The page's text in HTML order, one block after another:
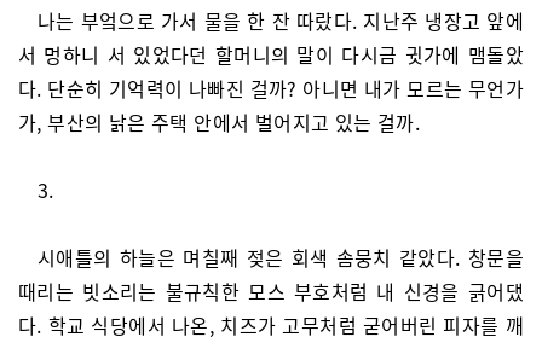
나는 부엌으로 가서 물을 한 잔 따랐다. 지난주 냉장고 앞에
서 멍하니 서 있었다던 할머니의 말이 다시금 귓가에 맴돌았
다. 단순히 기억력이 나빠진 걸까? 아니면 내가 모르는 무언가
가, 부산의 낡은 주택 안에서 벌어지고 있는 걸까.
3.
시애틀의 하늘은 며칠째 젖은 회색 솜뭉치 같았다. 창문을
때리는 빗소리는 불규칙한 모스 부호처럼 내 신경을 긁어댔
다. 학교 식당에서 나온, 치즈가 고무처럼 굳어버린 피자를 깨